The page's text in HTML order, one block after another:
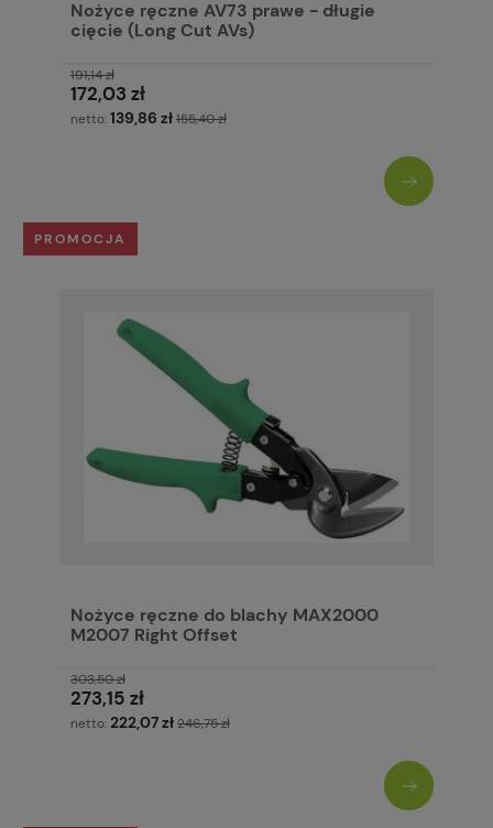
Nożyce ręczne AV73 prawe - długie
cięcie (Long Cut AVs)
172,03 zł
191,14 zł
netto:139,86 zł155,40 zł
Nożyce ręczne do blachy MAX2000
M2007 Right Offset
273,15 zł
303,50 zł
netto:222,07 zł246,75 zł
PROMOCJA